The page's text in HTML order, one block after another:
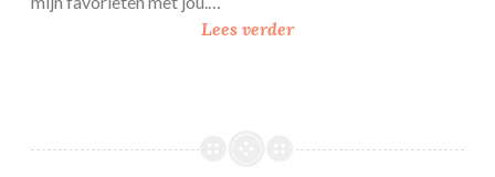
Lees verderB